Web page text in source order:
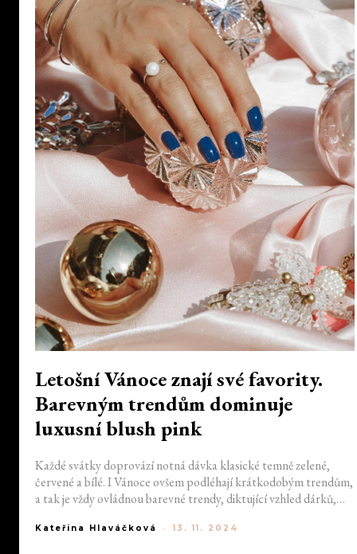
Letošní Vánoce znají své favority.
Barevným trendům dominuje
luxusní blush pink
Každé svátky doprovází notná dávka klasické temně zelené,
červené a bílé. I Vánoce ovšem podléhají krátkodobým trendům,
a tak je vždy ovládnou barevné trendy, diktující vzhled dárků,
pink, tedy jemně růžová, podtrhující luxus blížících se
Kateřina Hlaváčková - 13. 11. 2024